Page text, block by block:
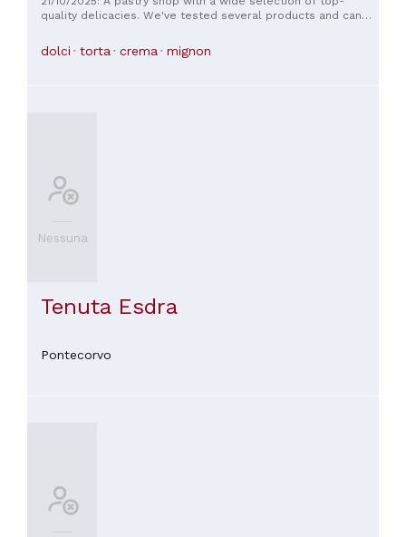
quality delicacies. We've tested several products and can
dolci torta crema mignon
Nessuna
Tenuta Esdra
Pontecorvo